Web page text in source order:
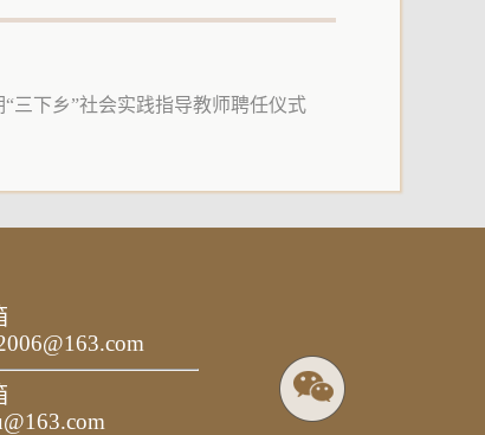
三下乡”社会实践指导教师聘任仪式